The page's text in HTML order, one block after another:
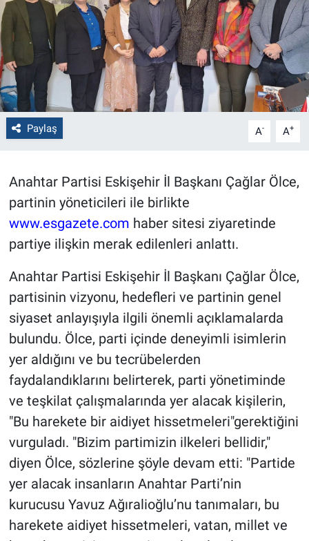
Paylaş A- A+
Anahtar Partisi Eskişehir İl Başkanı Çağlar Ölce,
partinin yöneticileri ile birlikte
www.esgazete.com haber sitesi ziyaretinde
partiye ilişkin merak edilenleri anlattı.
Anahtar Partisi Eskişehir İl Başkanı Çağlar Ölce,
partisinin vizyonu, hedefleri ve partinin genel
siyaset anlayışıyla ilgili önemli açıklamalarda
bulundu. Ölce, parti içinde deneyimli isimlerin
yer aldığını ve bu tecrübelerden
faydalandıklarını belirterek, parti yönetiminde
ve teşkilat çalışmalarında yer alacak kişilerin,
"Bu harekete bir aidiyet hissetmeleri"gerektiğini
vurguladı. "Bizim partimizin ilkeleri bellidir,"
diyen Ölce, sözlerine şöyle devam etti: "Partide
yer alacak insanların Anahtar Parti’nin
kurucusu Yavuz Ağıralioğlu’nu tanımaları, bu
harekete aidiyet hissetmeleri, vatan, millet ve
Kütahya
Gezi
Genel
Çevre
Magazin
Bilim ve Teknoloji